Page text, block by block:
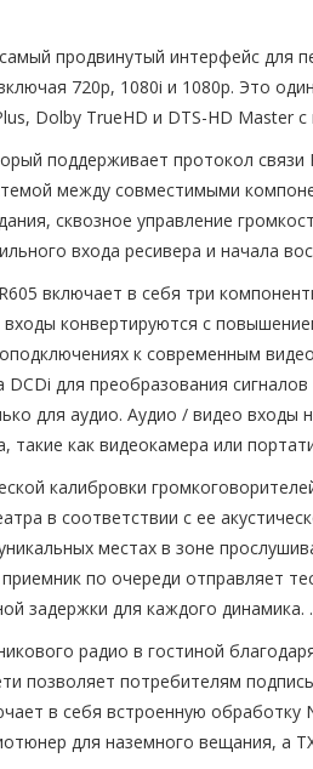
продвинутый интерфейс для
720p, 1080i и 1080p. Это
Dolby TrueHD и DTS-HD Master с
поддерживает протокол
между совместимыми
сквозное управление
входа ресивера и начала
включает в себя три
конвертируются с
к современным
для преобразования
для аудио. Аудио / видео
такие как видеокамера или
калибровки
в соответствии с ее
местах в зоне
по очереди отправляет
задержки для каждого динамика. .
радио в гостиной
позволяет потребителям
в себя встроенную
для наземного вещания, а